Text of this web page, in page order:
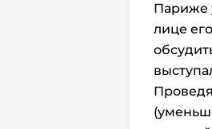
Париже
лице